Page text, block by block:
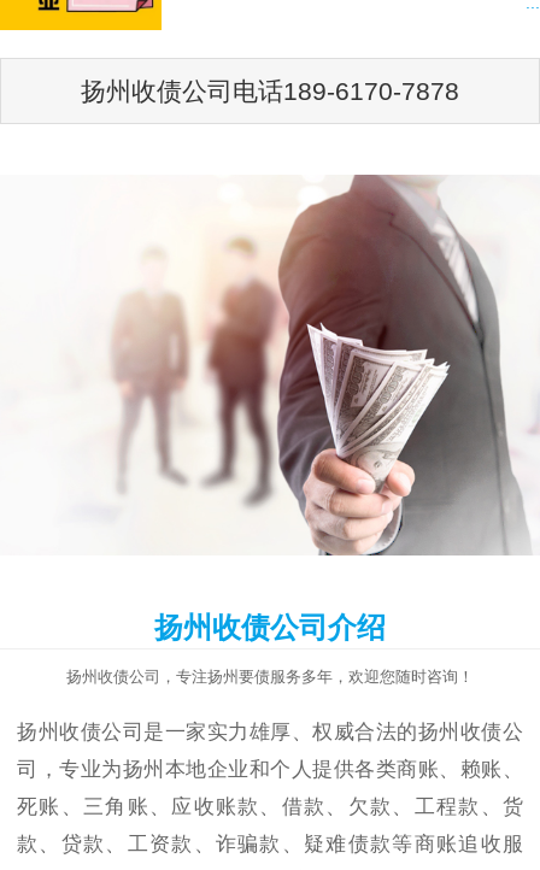
扬州收债公司电话189-6170-7878
扬州收债公司介绍
扬州收债公司，专注扬州要债服务多年，欢迎您随时咨询！
扬州收债公司是一家实力雄厚、权威合法的扬州收债公
司，专业为扬州本地企业和个人提供各类商账、赖账、
死账、三角账、应收账款、借款、欠款、工程款、货
款、贷款、工资款、诈骗款、疑难债款等商账追收服